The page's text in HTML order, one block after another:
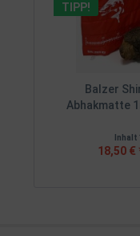
TIPP!
Balzer
Abhakmatte
Inhalt
18,50 €